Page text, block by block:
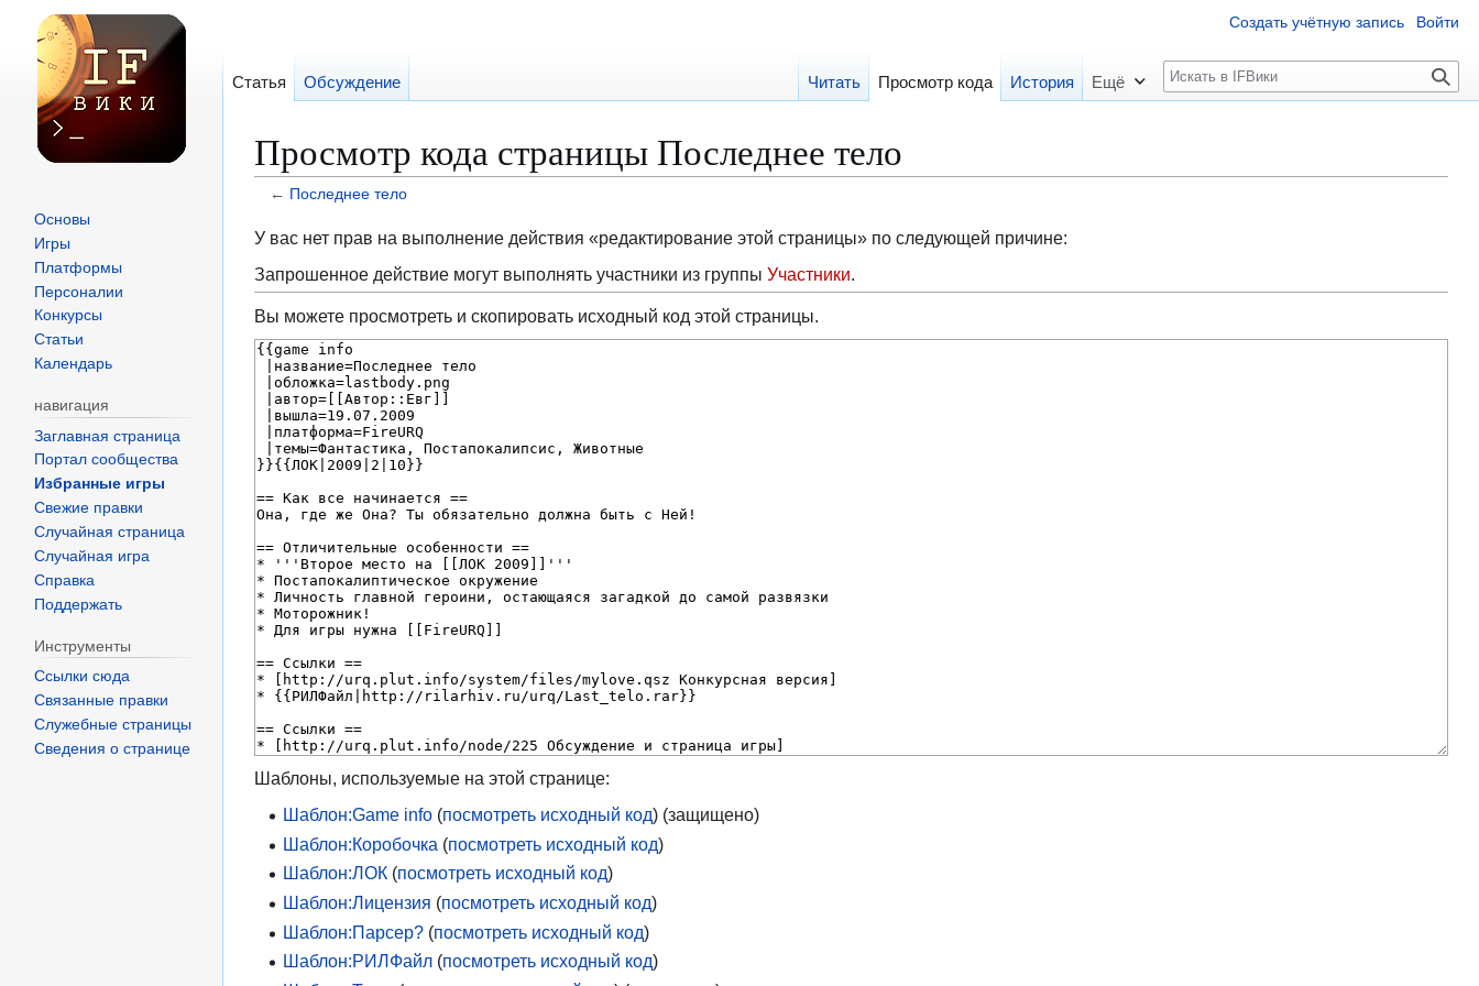
Просмотр кода страницы Последнее тело
← Последнее тело
Перейти
к
навигации
Перейти
к
поиску
У вас нет прав на выполнение действия «редактирование этой страницы» по следующей причине:
Запрошенное действие могут выполнять участники из группы Участники.
Вы можете просмотреть и скопировать исходный код этой страницы.
Шаблоны, используемые на этой странице:
Шаблон:Game info(посмотреть исходный код) (защищено)
Шаблон:Коробочка (посмотреть исходный код)
Шаблон:ЛОК(посмотреть исходный код)
Шаблон:Лицензия (посмотреть исходный код)
Шаблон:Парсер?(посмотреть исходный код)
Шаблон:РИЛФайл(посмотреть исходный код)
Создать учётную запись Войти
Статья Обсуждение Читать Просмотр кода История Ещё
П
о
к
Основы
Игры
Платформы
Персоналии
Конкурсы
Статьи
Календарь
навигация
Заглавная страница
Портал сообщества
Избранные игры
Свежие правки
Случайная страница
Случайная игра
Справка
Поддержать
Инструменты
Ссылки сюда
Связанные правки
Служебные страницы
Сведения о странице